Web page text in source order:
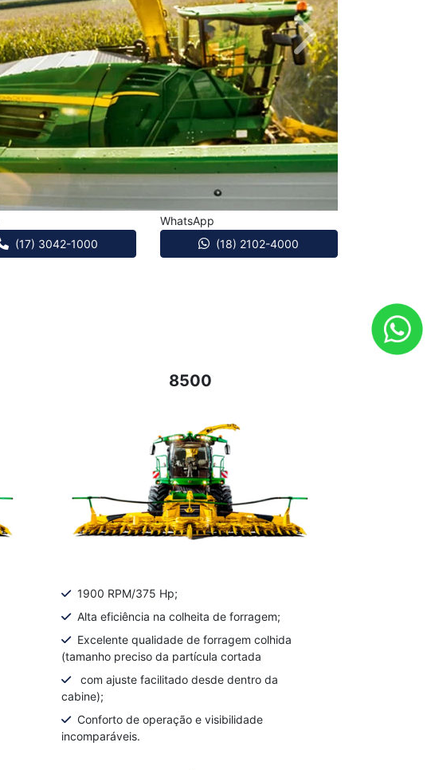
Próximo
(17) 3042-1000
WhatsApp
(18) 2102-4000
8500
1900 RPM/375 Hp;
Alta eficiência na colheita de forragem;
Excelente qualidade de forragem colhida
(tamanho preciso da partícula cortada
com ajuste facilitado desde dentro da
cabine);
Conforto de operação e visibilidade
incomparáveis.